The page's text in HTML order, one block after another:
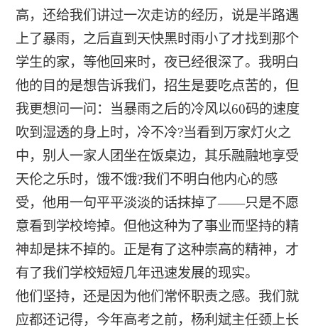
高，还给我们讲过一次走访的经历，说是半路遇
上了暴雨，之后直到天快黑时雨小了才找到那个
学生的家，等他回来时，夜已经很深了。我明白
他的目的是想告诉我们，招生是要吃点苦的，但
我更想问一问：当暴雨之后的冷风以60码的速度
吹到湿透的身上时，冷不冷?当看到万家灯火之
中，别人一家人团坐在饭桌边，其乐融融地享受
天伦之乐时，饿不饿?我们不明白他内心的感
受，他用一句平平淡淡的话抹掉了——只是不愿
意看到学校垮掉。但他这种为了事业而坚持的精
神却是抹不掉的。正是有了这种崇高的精神，才
有了我们学校短短几年迅速发展的现实。
他们坚持，还是因为他们常怀职责之感。我们就
应都还记得，今年高考之前，杨利斌主任颈上长